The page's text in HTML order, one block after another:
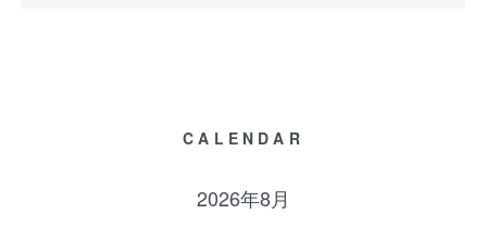
CALENDAR
2026年8月